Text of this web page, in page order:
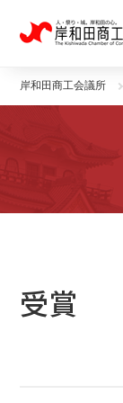
岸和田商工会議所
受賞